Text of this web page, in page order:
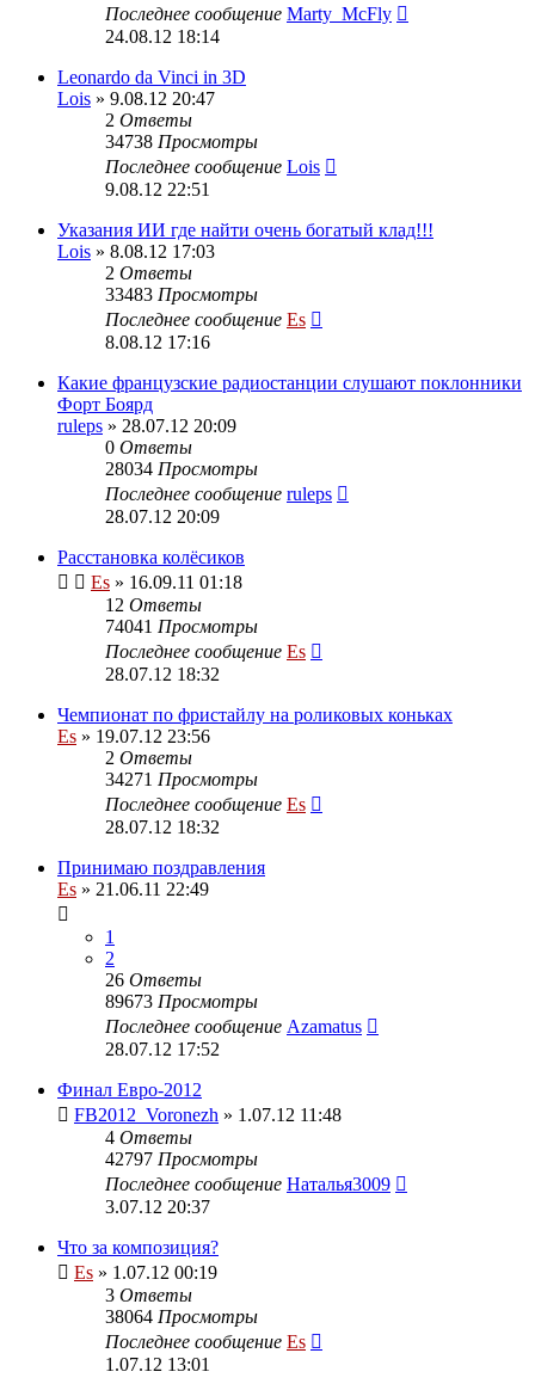
Последнее сообщение Marty_McFly
24.08.12 18:14
Leonardo da Vinci in 3D
Lois » 9.08.12 20:47
2 Ответы
34738 Просмотры
Последнее сообщение Lois
9.08.12 22:51
Указания ИИ где найти очень богатый клад!!!
Lois » 8.08.12 17:03
2 Ответы
33483 Просмотры
Последнее сообщение Es
8.08.12 17:16
Какие французские радиостанции слушают поклонники
Форт Боярд
ruleps » 28.07.12 20:09
0 Ответы
28034 Просмотры
Последнее сообщение ruleps
28.07.12 20:09
Расстановка колёсиков
Es » 16.09.11 01:18
12 Ответы
74041 Просмотры
Последнее сообщение Es
28.07.12 18:32
Чемпионат по фристайлу на роликовых коньках
Es » 19.07.12 23:56
2 Ответы
34271 Просмотры
Последнее сообщение Es
28.07.12 18:32
Принимаю поздравления
Es » 21.06.11 22:49
1
2
26 Ответы
89673 Просмотры
Последнее сообщение Azamatus
28.07.12 17:52
Финал Евро-2012
FB2012_Voronezh » 1.07.12 11:48
4 Ответы
42797 Просмотры
Последнее сообщение Наталья3009
3.07.12 20:37
Что за композиция?
Es » 1.07.12 00:19
3 Ответы
38064 Просмотры
Последнее сообщение Es
1.07.12 13:01